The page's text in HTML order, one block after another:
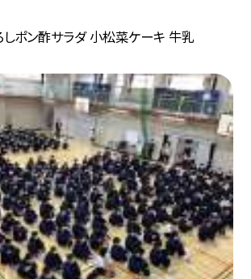
しポン酢サラダ 小松菜ケーキ 牛乳